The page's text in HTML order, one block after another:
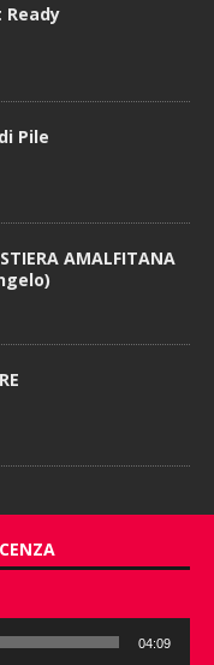
Ready
Pile
AMALFITANA
04:09